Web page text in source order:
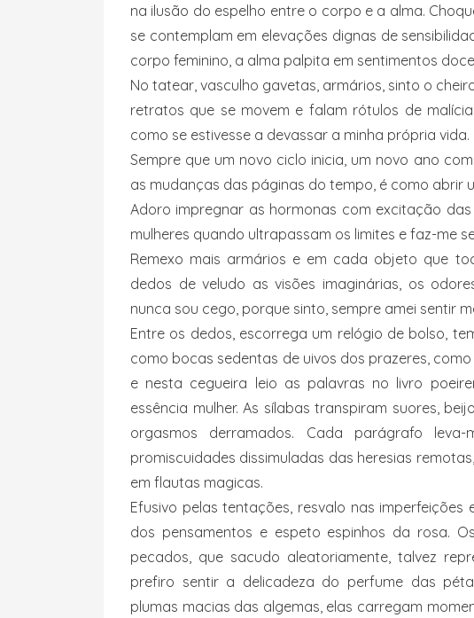
na ilusão do espelho entre o corpo e a alma.
se contemplam em elevações dignas de
corpo feminino, a alma palpita em sentimentos
No tatear, vasculho gavetas, armários, sinto o
retratos que se movem e falam rótulos de
como se estivesse a devassar a minha própria vida.
Sempre que um novo ciclo inicia, um novo ano
as mudanças das páginas do tempo, é como abrir
Adoro impregnar as hormonas com excitação
mulheres quando ultrapassam os limites e faz-me
Remexo mais armários e em cada objeto que
dedos de veludo as visões imaginárias, os
nunca sou cego, porque sinto, sempre amei sentir
Entre os dedos, escorrega um relógio de bolso,
como bocas sedentas de uivos dos prazeres,
e nesta cegueira leio as palavras no livro
essência mulher. As sílabas transpiram suores,
orgasmos derramados. Cada parágrafo
promiscuidades dissimuladas das heresias
em flautas magicas.
Efusivo pelas tentações, resvalo nas
dos pensamentos e espeto espinhos da rosa.
pecados, que sacudo aleatoriamente, talvez
prefiro sentir a delicadeza do perfume das
plumas macias das algemas, elas carregam